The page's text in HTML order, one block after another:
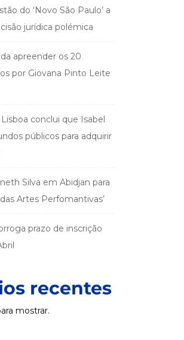
do ‘Novo São Paulo’ a
jurídica polémica
apreender os 20
por Giovana Pinto Leite
conclui que Isabel
públicos para adquirir
Silva em Abidjan para
Artes Perfomantivas’
prazo de inscrição
recentes
mostrar.